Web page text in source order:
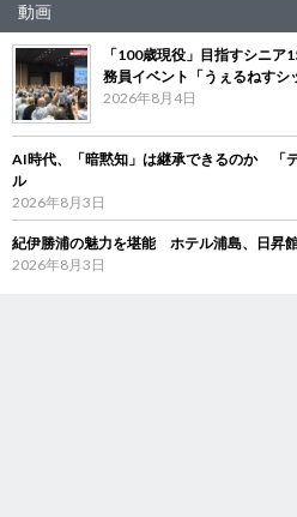
動画
「100歳現役」目指すシニ
務員イベント「うぇるねすシ
2026年8月4日
AI時代、「暗黙知」は継承できるのか 「
ル
2026年8月3日
紀伊勝浦の魅力を堪能 ホテル浦島、日昇
2026年8月3日